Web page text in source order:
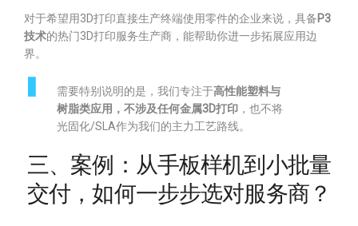
对于希望用3D打印直接生产终端使用零件的企业来说，具备P3
技术的热门3D打印服务生产商，能帮助你进一步拓展应用边
界。
需要特别说明的是，我们专注于高性能塑料与
树脂类应用，不涉及任何金属3D打印 ，也不将
光固化/SLA作为我们的主力工艺路线。
三、案例：从手板样机到小批量
交付，如何一步步选对服务商？